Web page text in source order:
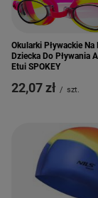
Okularki Pływackie Na
Dziecka Do Pływania
Etui SPOKEY
22,07 zł / szt.